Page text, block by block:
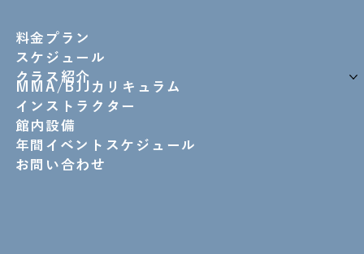
料金プラン
スケジュール
クラス紹介
MMA/BJJカリキュラム
インストラクター
館内設備
年間イベントスケジュール
お問い合わせ